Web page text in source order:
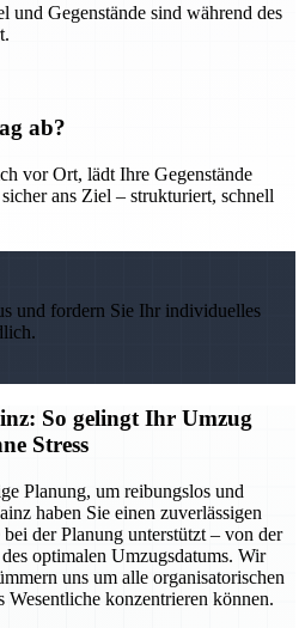
und Gegenstände sind während des
ab?
vor Ort, lädt Ihre Gegenstände
ans Ziel – strukturiert, schnell
und fordern Sie Ihr individuelles
So gelingt Ihr Umzug
Stress
Planung, um reibungslos und
haben Sie einen zuverlässigen
der Planung unterstützt – von der
optimalen Umzugsdatums. Wir
uns um alle organisatorischen
Wesentliche konzentrieren können.